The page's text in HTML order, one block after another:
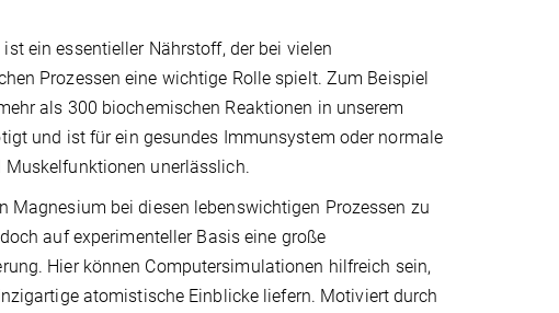
ein essentieller Nährstoff, der bei vielen
Prozessen eine wichtige Rolle spielt. Zum Beispiel
als 300 biochemischen Reaktionen in unserem
und ist für ein gesundes Immunsystem oder normale
Muskelfunktionen unerlässlich.
Magnesium bei diesen lebenswichtigen Prozessen zu
auf experimenteller Basis eine große
Hier können Computersimulationen hilfreich sein,
atomistische Einblicke liefern. Motiviert durch